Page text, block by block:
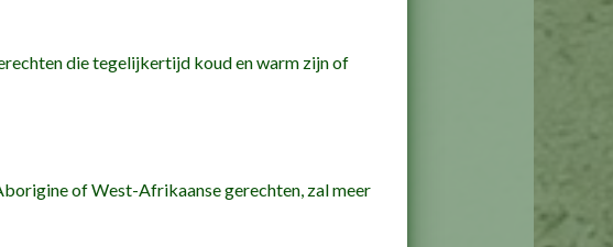
die tegelijkertijd koud en warm zijn of
of West-Afrikaanse gerechten, zal meer